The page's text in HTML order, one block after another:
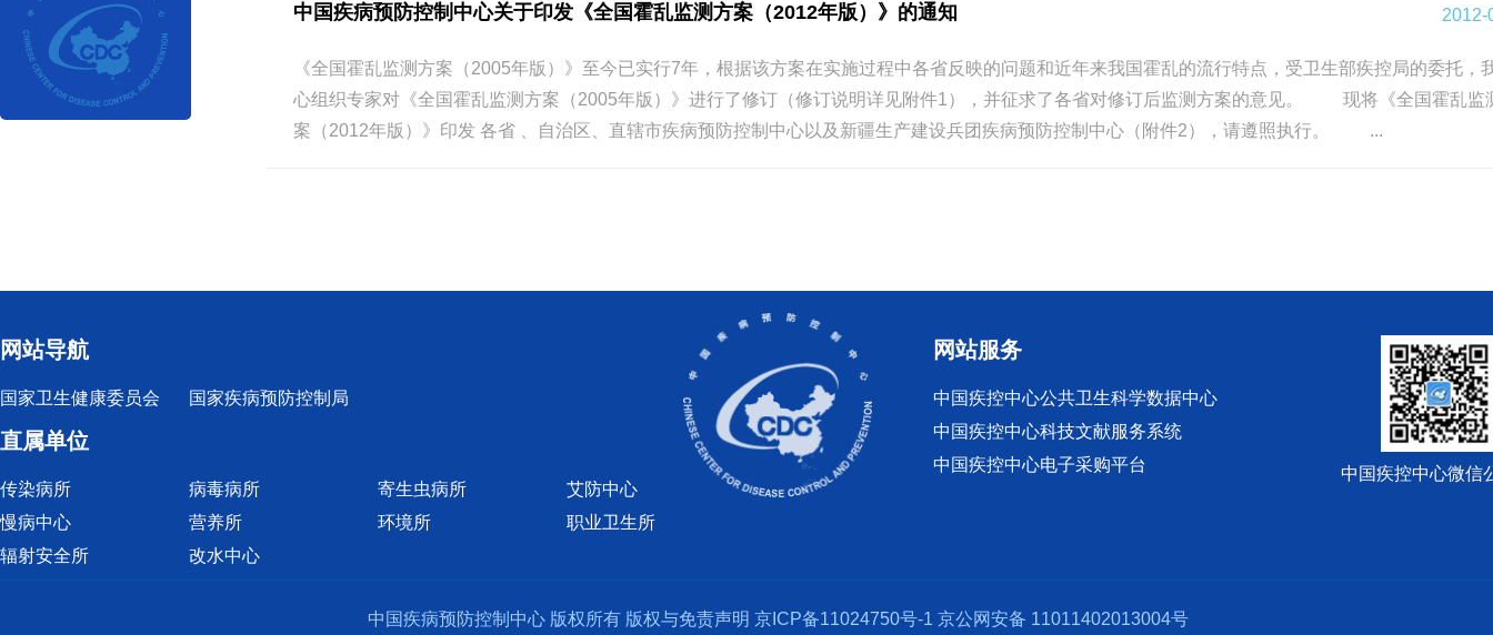
中国疾病预防控制中心关于印发《全国霍乱监测方案（2012年版）》的通知 2012-
《全国霍乱监测方案（2005年版）》至今已实行7年，根据该方案在实施过程中各省反映的问题和近年来我国霍乱的流行特点，受卫生部疾控局的委托，
心组织专家对《全国霍乱监测方案（2005年版）》进行了修订（修订说明详见附件1），并征求了各省对修订后监测方案的意见。 现将《全国霍乱监
案（2012年版）》印发 各省 、自治区、直辖市疾病预防控制中心以及新疆生产建设兵团疾病预防控制中心（附件2），请遵照执行。 ...
网站导航
国家卫生健康委员会 国家疾病预防控制局
直属单位
传染病所 病毒病所 寄生虫病所
艾防中心
慢病中心
营养所 环境所
职业卫生所
辐射安全所
改水中心
网站服务
中国疾控中心公共卫生科学数据中心
中国疾控中心科技文献服务系统
中国疾控中心电子采购平台
中国疾控中心微信
中国疾病预防控制中心 版权所有 版权与免责声明 京ICP备11024750号-1 京公网安备 11011402013004号